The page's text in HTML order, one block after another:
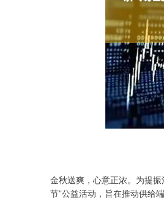
金秋送爽，心意正浓。为提
节”公益活动，旨在推动供给